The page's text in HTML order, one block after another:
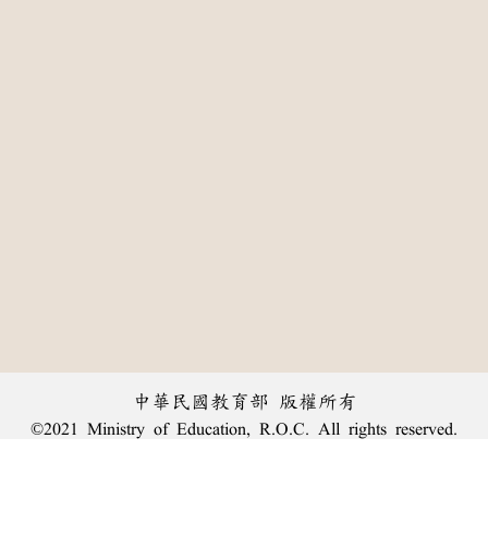
中華民國教育部 版權所有
©2021 Ministry of Education, R.O.C. All rights reserved.